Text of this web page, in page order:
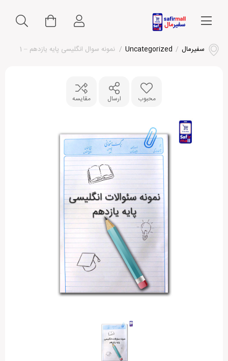
سفیرمال /
Uncategorized
/ نمونه سوال انگلیسی پایه یازدهم – 1
محبوب ارسال مقایسه